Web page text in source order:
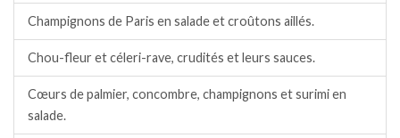
Champignons de Paris en salade et croûtons aillés.
Chou-fleur et céleri-rave, crudités et leurs sauces.
Cœurs de palmier, concombre, champignons et surimi en
salade.